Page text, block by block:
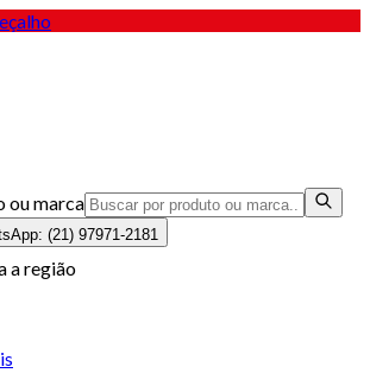
ou marca
(21) 97971-2181
a região